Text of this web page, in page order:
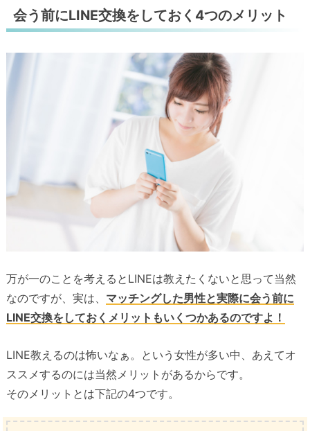
会う前にLINE交換をしておく4つのメリット
万が一のことを考えるとLINEは教えたくないと思って当然
なのですが、実は、 マッチングした男性と実際に会う前に
LINE交換をしておくメリットもいくつかあるのですよ！
LINE教えるのは怖いなぁ。という女性が多い中、あえてオ
ススメするのには当然メリットがあるからです。
そのメリットとは下記の4つです。